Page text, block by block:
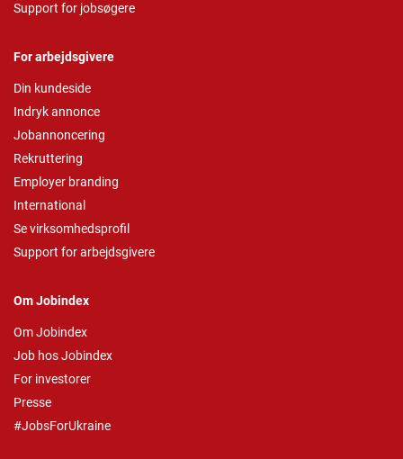
Support for jobsøgere
For arbejdsgivere
Din kundeside
Indryk annonce
Jobannoncering
Rekruttering
Employer branding
International
Se virksomhedsprofil
Support for arbejdsgivere
Om Jobindex
Om Jobindex
Job hos Jobindex
For investorer
Presse
#JobsForUkraine